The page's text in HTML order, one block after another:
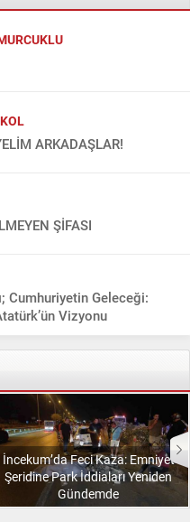
ARKADAŞLAR!
ŞİFASI
Cumhuriyetin Geleceği:
Vizyonu
Kırk yıl sonra elde kalan
İncekum’da Feci Kaza: Emniyet
Şeridine Park İddiaları Yeniden
Gündemde